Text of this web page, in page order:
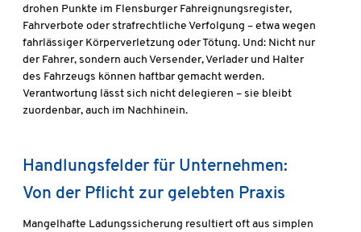
drohen Punkte im Flensburger Fahreignungsregister,
Fahrverbote oder strafrechtliche Verfolgung – etwa wegen
fahrlässiger Körperverletzung oder Tötung. Und: Nicht nur
der Fahrer, sondern auch Versender, Verlader und Halter
des Fahrzeugs können haftbar gemacht werden.
Verantwortung lässt sich nicht delegieren – sie bleibt
zuordenbar, auch im Nachhinein.
Handlungsfelder für Unternehmen:
Von der Pflicht zur gelebten Praxis
Mangelhafte Ladungssicherung resultiert oft aus simplen